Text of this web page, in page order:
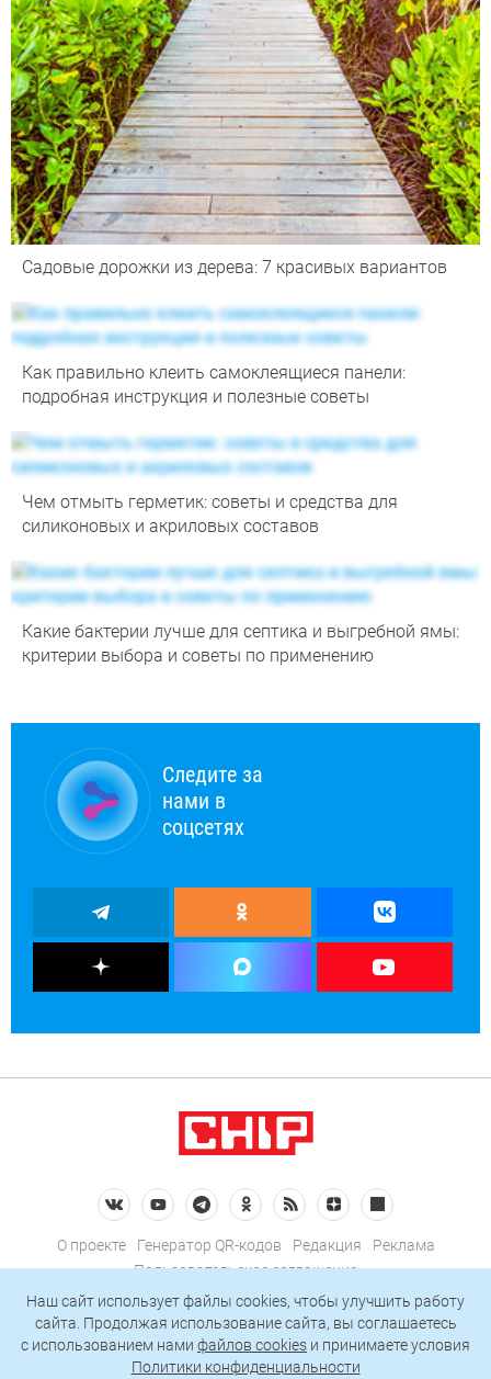
Садовые дорожки из дерева: 7 красивых вариантов
Как правильно клеить самоклеящиеся панели:
подробная инструкция и полезные советы
Чем отмыть герметик: советы и средства для
силиконовых и акриловых составов
Какие бактерии лучше для септика и выгребной ямы:
критерии выбора и советы по применению
Следите за
нами в
соцсетях
О проекте Генератор QR-кодов Редакция
Реклама
Пользовательское соглашение
Политика конфиденциальности
Подписаться на рассылку
Наш сайт использует файлы cookies, чтобы улучшить работу
сайта. Продолжая использование сайта, вы соглашаетесь
c использованием нами файлов cookies и принимаете условия
Политики конфиденциальности